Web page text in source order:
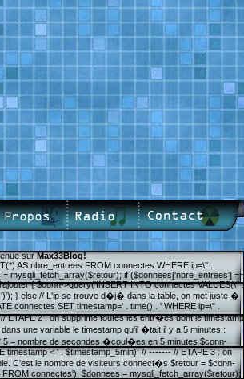
surMax33Blog!
AS nbre_entrees FROM connectes WHERE ip=\'' .
mysqli_fetch_array($retour); if ($donnees['nbre_entrees'] ==
{ $conn->query('INSERT INTO connectes VALUES(\'' .
')'); } else // L'ip se trouve d�j� dans la table, on met juste �
connectes SET timestamp=' . time() . ' WHERE ip=\'' .
ETAPE 2 : on supprime toutes les entr�es dont le timestamp
une variable le timestamp qu'il �tait il y a 5 minutes :
5 = nombre de secondes �coul�es en 5 minutes $conn-
timestamp < ' . $timestamp_5min); // ------- // ETAPE 3 : on
C'est le nombre de visiteurs connect�s $retour = $conn-
connectes'); $donnees = mysqli_fetch_array($retour);